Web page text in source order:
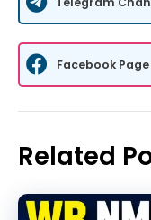
Facebook Page
Related